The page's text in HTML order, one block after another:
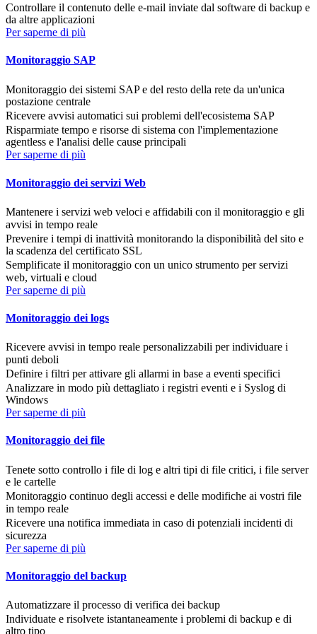
Controllare il contenuto delle e-mail inviate dal software di backup e
da altre applicazioni
Per saperne di più
Monitoraggio SAP
Monitoraggio dei sistemi SAP e del resto della rete da un'unica
postazione centrale
Ricevere avvisi automatici sui problemi dell'ecosistema SAP
Risparmiate tempo e risorse di sistema con l'implementazione
agentless e l'analisi delle cause principali
Per saperne di più
Monitoraggio dei servizi Web
Mantenere i servizi web veloci e affidabili con il monitoraggio e gli
avvisi in tempo reale
Prevenire i tempi di inattività monitorando la disponibilità del sito e
la scadenza del certificato SSL
Semplificate il monitoraggio con un unico strumento per servizi
web, virtuali e cloud
Per saperne di più
Monitoraggio dei logs
Ricevere avvisi in tempo reale personalizzabili per individuare i
punti deboli
Definire i filtri per attivare gli allarmi in base a eventi specifici
Analizzare in modo più dettagliato i registri eventi e i Syslog di
Windows
Per saperne di più
Monitoraggio dei file
Tenete sotto controllo i file di log e altri tipi di file critici, i file server
e le cartelle
Monitoraggio continuo degli accessi e delle modifiche ai vostri file
in tempo reale
Ricevere una notifica immediata in caso di potenziali incidenti di
sicurezza
Per saperne di più
Monitoraggio del backup
Automatizzare il processo di verifica dei backup
Individuate e risolvete istantaneamente i problemi di backup e di
altro tipo